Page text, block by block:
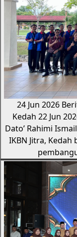
24 Jun 2026
Kedah 22 Jun
Dato’ Rahimi
IKBN Jitra,